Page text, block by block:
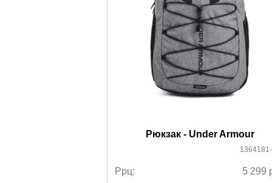
Рюкзак - Under Armour
Ррц: 5 299